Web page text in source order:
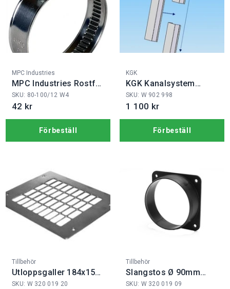
Fabrikat:
MPC Industries
MPC Industries Rostfri
slangklämma 80-
100/12
SKU: 80-100/12 W4
42 kr
Förbeställ
Fabrikat:
KGK
KGK Kanalsystem
170x70x2200 mm
SKU: W 902 998
1 100 kr
Förbeställ
Fabrikat:
Tillbehör
Utloppsgaller 184x150
mm
SKU: W 320 019 20
Fabrikat:
Tillbehör
Slangstos Ø 90mm
båtdefroster
SKU: W 320 019 09